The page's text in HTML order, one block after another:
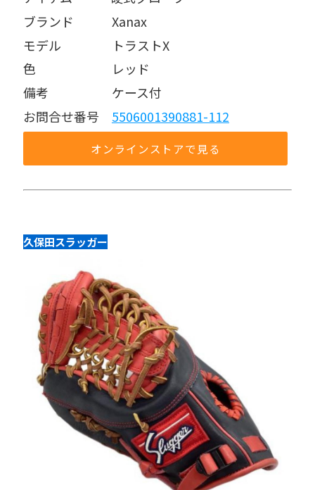
ブランド   Xanax
モデル    トラストX
色      レッド
備考     ケース付
お問合せ番号 5506001390881-112
オンラインストアで見る
久保田スラッガー